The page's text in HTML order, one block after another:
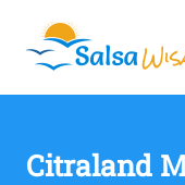
content
Citraland